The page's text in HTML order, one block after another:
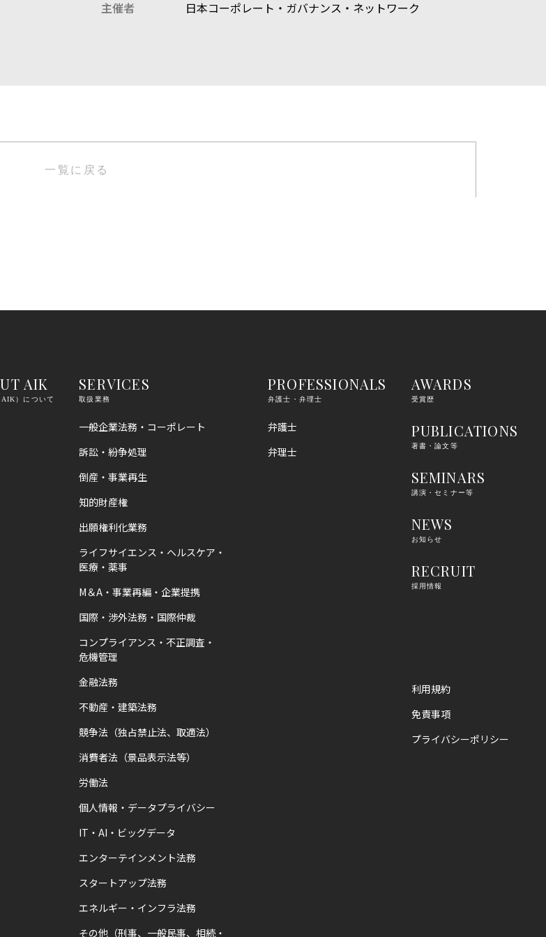
主催者 日本コーポレート・ガバナンス・ネットワーク
一覧に戻る
AIK
）について
SERVICES
取扱業務
一般企業法務・コーポレート
訴訟・紛争処理
倒産・事業再生
知的財産権
出願権利化業務
ライフサイエンス・ヘルスケア・
医療・薬事
M＆A・事業再編・企業提携
国際・渉外法務・国際仲裁
コンプライアンス・不正調査・
危機管理
金融法務
不動産・建築法務
競争法（独占禁止法、取適法）
消費者法（景品表示法等）
労働法
個人情報・データプライバシー
IT・AI・ビッグデータ
エンターテインメント法務
スタートアップ法務
エネルギー・インフラ法務
その他（刑事、一般民事、相続・
PROFESSIONALS
弁護士・弁理士
弁護士
弁理士
AWARDS
受賞歴
PUBLICATIONS
著書・論文等
SEMINARS
講演・セミナー等
NEWS
お知らせ
RECRUIT
採用情報
利用規約
免責事項
プライバシーポリシー